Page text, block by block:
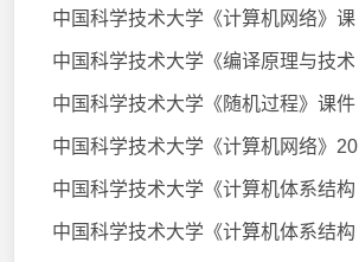
中国科学技术大学《计算机网络》课
中国科学技术大学《编译原理与技术
中国科学技术大学《随机过程》课件
中国科学技术大学《计算机网络》20
中国科学技术大学《计算机体系结构
中国科学技术大学《计算机体系结构